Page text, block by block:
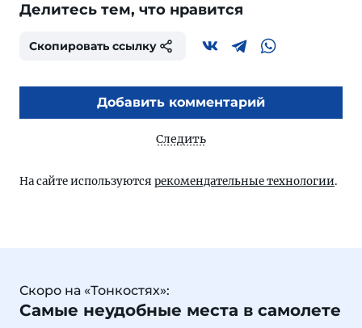
Делитесь тем, что нравится
Скопировать ссылку
Добавить комментарий
Следить
На сайте используются рекомендательные технологии.
Скоро на «Тонкостях»:
Самые неудобные места в самолете